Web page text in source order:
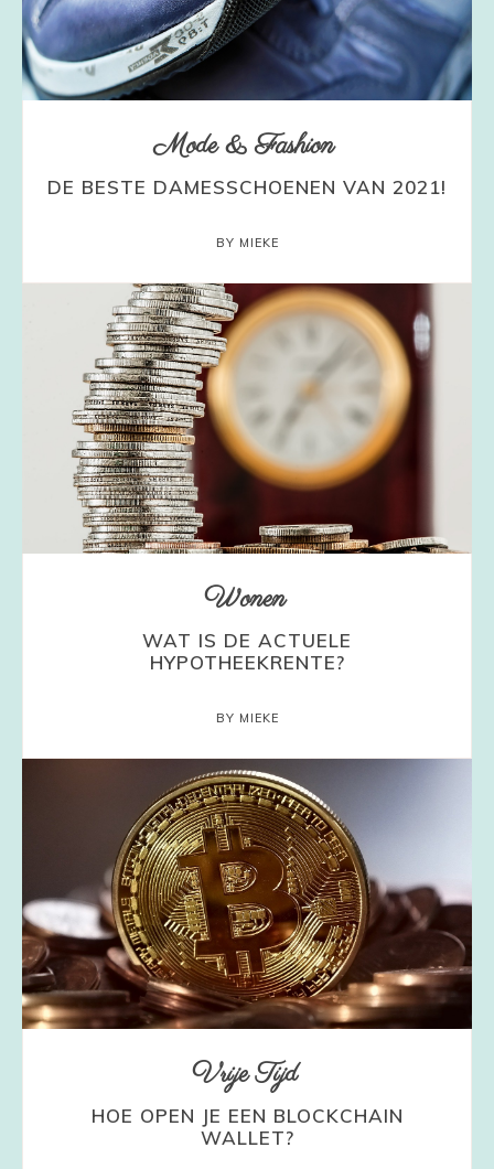
Mode & Fashion
DE BESTE DAMESSCHOENEN VAN 2021!
BY MIEKE
Wonen
WAT IS DE ACTUELE
HYPOTHEEKRENTE?
BY MIEKE
Vrije Tijd
HOE OPEN JE EEN BLOCKCHAIN
WALLET?